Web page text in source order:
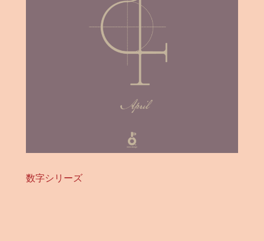
数字シリーズ